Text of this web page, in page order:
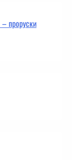
проруски